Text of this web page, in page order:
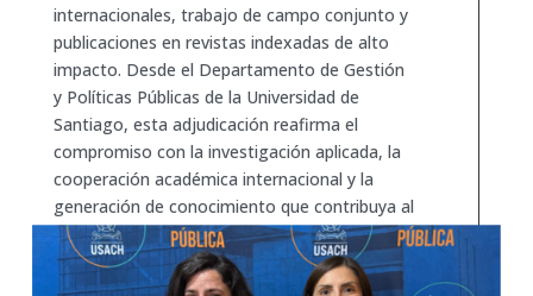
internacionales, trabajo de campo conjunto y
publicaciones en revistas indexadas de alto
impacto. Desde el Departamento de Gestión
y Políticas Públicas de la Universidad de
Santiago, esta adjudicación reafirma el
compromiso con la investigación aplicada, la
cooperación académica internacional y la
generación de conocimiento que contribuya al
fortalecimiento de las políticas públicas, la
justicia y la igualdad de género.